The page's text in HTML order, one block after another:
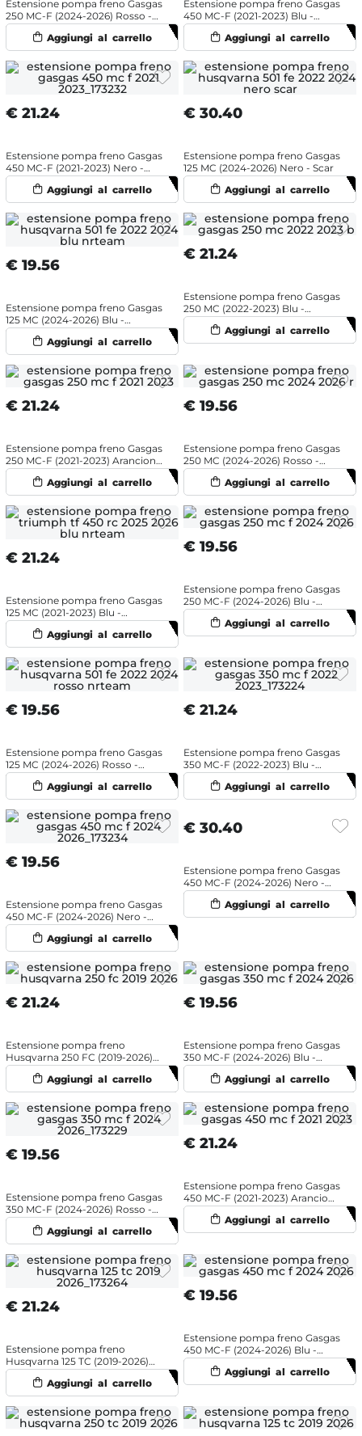
Estensione pompa freno Gasgas
250 MC-F (2024-2026) Rosso -
NRTeam
Estensione pompa freno Gasgas
450 MC-F (2021-2023) Blu -
NRTeam
€ 21.24
Estensione pompa freno Gasgas
450 MC-F (2021-2023) Nero -
NRTeam
€ 30.40
Estensione pompa freno Gasgas
125 MC (2024-2026) Nero - Scar
€ 19.56
Estensione pompa freno Gasgas
125 MC (2024-2026) Blu -
NRTeam
€ 21.24
Estensione pompa freno Gasgas
250 MC (2022-2023) Blu -
NRTeam
€ 21.24
Estensione pompa freno Gasgas
250 MC-F (2021-2023) Arancione
- NRTeam
€ 19.56
Estensione pompa freno Gasgas
250 MC (2024-2026) Rosso -
NRTeam
€ 21.24
Estensione pompa freno Gasgas
125 MC (2021-2023) Blu -
NRTeam
€ 19.56
Estensione pompa freno Gasgas
250 MC-F (2024-2026) Blu -
NRTeam
€ 19.56
Estensione pompa freno Gasgas
125 MC (2024-2026) Rosso -
NRTeam
€ 21.24
Estensione pompa freno Gasgas
350 MC-F (2022-2023) Blu -
NRTeam
€ 19.56
Estensione pompa freno Gasgas
450 MC-F (2024-2026) Nero -
NRTeam
€ 30.40
Estensione pompa freno Gasgas
450 MC-F (2024-2026) Nero -
Scar
€ 21.24
Estensione pompa freno
Husqvarna 250 FC (2019-2026)
Arancione - NRTeam
€ 19.56
Estensione pompa freno Gasgas
350 MC-F (2024-2026) Blu -
NRTeam
€ 19.56
Estensione pompa freno Gasgas
350 MC-F (2024-2026) Rosso -
NRTeam
€ 21.24
Estensione pompa freno Gasgas
450 MC-F (2021-2023) Arancione
- NRTeam
€ 21.24
Estensione pompa freno
Husqvarna 125 TC (2019-2026)
Nero - NRTeam
€ 19.56
Estensione pompa freno Gasgas
450 MC-F (2024-2026) Blu -
NRTeam